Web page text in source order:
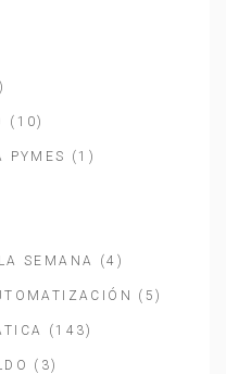
(10)
PYMES (1)
SEMANA (4)
(5)
(143)
(3)